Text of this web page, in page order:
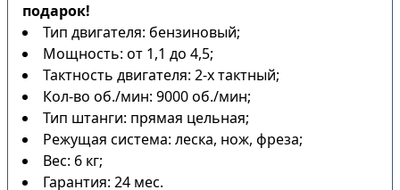
подарок!
Тип двигателя: бензиновый;
Мощность: от 1,1 до 4,5;
Тактность двигателя: 2-х тактный;
Кол-во об./мин: 9000 об./мин;
Тип штанги: прямая цельная;
Режущая система: леска, нож, фреза;
Вес: 6 кг;
Гарантия: 24 мес.